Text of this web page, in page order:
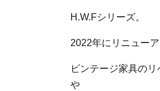
H.W.Fシリーズ。
2022年にリニュー
ビンテージ家具の
や